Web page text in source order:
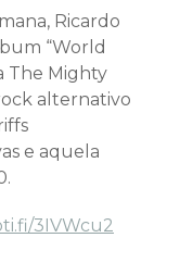
Ricardo
“World
The Mighty
alternativo
e aquela
3IVWcu2